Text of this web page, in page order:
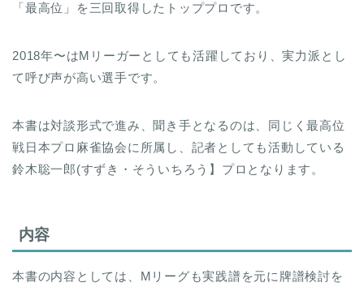
「最高位」を三回取得したトッププロです。
2018年〜はMリーガーとしても活躍しており、実力派とし
て呼び声が高い選手です。
本書は対談形式で進み、聞き手となるのは、同じく最高位
戦日本プロ麻雀協会に所属し、記者としても活動している
鈴木聡一郎(すずき・そういちろう】プロとなります。
内容
本書の内容としては、Mリーグも実践譜を元に牌譜検討を